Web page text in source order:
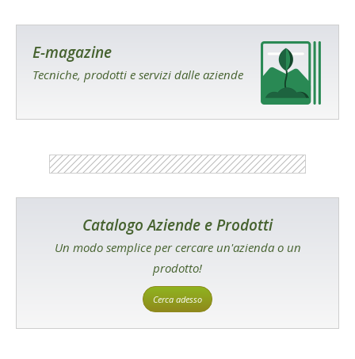
E-magazine
Tecniche, prodotti e servizi dalle aziende
Catalogo Aziende e Prodotti
Un modo semplice per cercare un'azienda o un
prodotto!
Cerca adesso